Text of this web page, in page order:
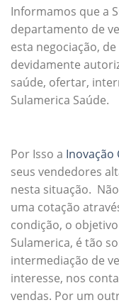
Informamos que a
departamento de
esta negociação,
devidamente
saúde, ofertar,
Sulamerica Saúde.
Por Isso a Inovação
seus vendedores
nesta situação.
uma cotação
condição, o
Sulamerica, é tão
intermediação de
interesse, nos
vendas. Por um